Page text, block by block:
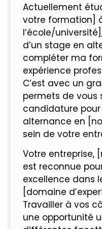
Actuellement
votre formation]
l’école/
d’un stage en
compléter ma
expérience
C’est avec un
permets de
candidature
alternance en
sein de votre
Votre entreprise,
est reconnue
excellence dans
[domaine
Travailler à vos
une opportunité